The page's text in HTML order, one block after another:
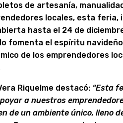
de artesanía,
locales, esta feria,
hasta el 24 de
fomenta el espíritu
de los emprendedores
Riquelme destacó: “Esta
a nuestros
de un ambiente único, lleno